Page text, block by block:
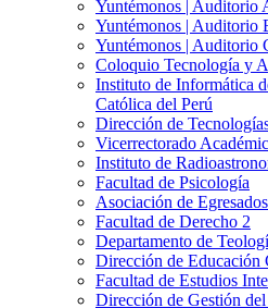
Yuntémonos | Auditorio
Yuntémonos | Auditorio
Yuntémonos | Auditorio
Coloquio Tecnología y
Instituto de Informática
Católica del Perú
Dirección de
Vicerrectorado
Instituto de
Facultad de Psicología
Asociación de
Facultad de Derecho 2
Departamento de
Dirección de Educación
Facultad de Estudios
Dirección de Gestión